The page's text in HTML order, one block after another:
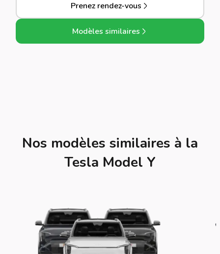
Prenez rendez-vous
Modèles similaires
Nos modèles similaires à la
Tesla Model Y